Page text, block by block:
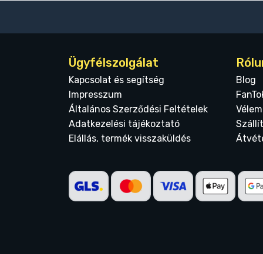
Ügyfélszolgálat
Kapcsolat és segítség
Impresszum
Általános Szerződési Feltételek
Adatkezelési tájékoztató
Elállás, termék visszaküldés
Blog